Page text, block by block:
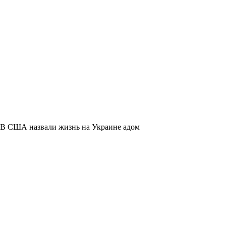
В США назвали жизнь на Украине адом